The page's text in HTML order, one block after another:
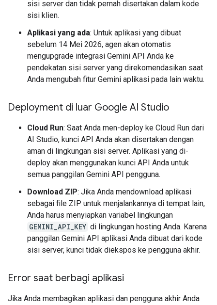
sisi server dan tidak pernah disertakan dalam kode
sisi klien.
Aplikasi yang ada: Untuk aplikasi yang dibuat
sebelum 14 Mei 2026, agen akan otomatis
mengupgrade integrasi Gemini API Anda ke
pendekatan sisi server yang direkomendasikan saat
Anda mengubah fitur Gemini aplikasi pada lain waktu.
Deployment di luar Google AI Studio
Cloud Run: Saat Anda men-deploy ke Cloud Run dari
AI Studio, kunci API Anda akan disertakan dengan
aman di lingkungan sisi server. Aplikasi yang di-
deploy akan menggunakan kunci API Anda untuk
semua panggilan Gemini API pengguna.
Download ZIP: Jika Anda mendownload aplikasi
sebagai file ZIP untuk menjalankannya di tempat lain,
Anda harus menyiapkan variabel lingkungan
GEMINI_API_KEY di lingkungan hosting Anda. Karena
panggilan Gemini API aplikasi Anda dibuat dari kode
sisi server, kunci tidak diekspos ke pengguna akhir.
Error saat berbagi aplikasi
Jika Anda membagikan aplikasi dan pengguna akhir Anda